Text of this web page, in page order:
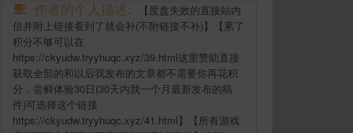
作者的个人描述:
【度盘失效的直接站内
信并附上链接看到了就会补(不附链接不补)】【累了
积分不够可以在
https://ckyudw.tryyhuqc.xyz/39.html这里赞助直接
获取全部的和以后我发布的文章都不需要你再花积
分，尝鲜体验30日(30天内我一个月最新发布的稿
件)可选择这个链接
https://ckyudw.tryyhuqc.xyz/41.html】【所有游戏